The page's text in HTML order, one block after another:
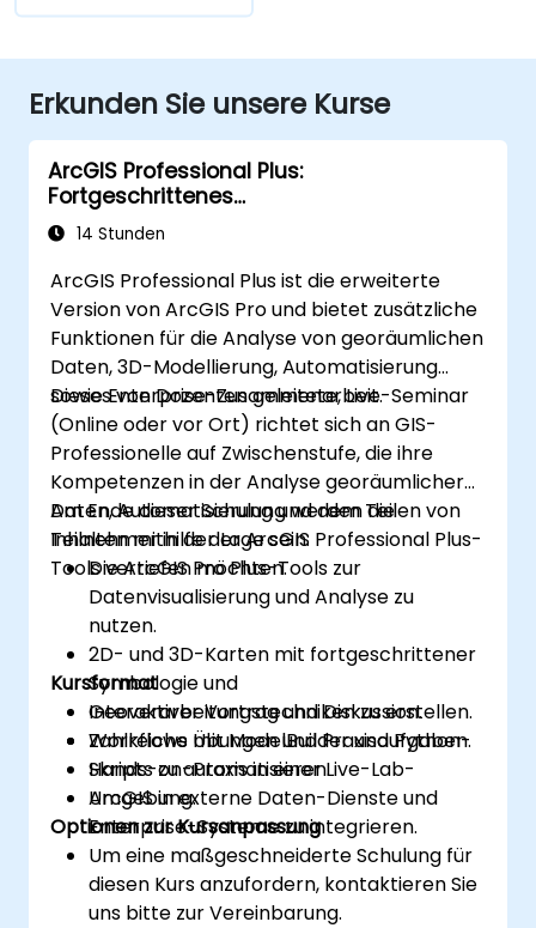
Erkunden Sie unsere Kurse
ArcGIS Professional Plus:
Fortgeschrittenes
Geodatenmanagement und Analyse
14 Stunden
ArcGIS Professional Plus ist die erweiterte
Version von ArcGIS Pro und bietet zusätzliche
Funktionen für die Analyse von georäumlichen
Daten, 3D-Modellierung, Automatisierung
sowie Enterprise-Zusammenarbeit.
Dieses von Dozenten geleitete, Live-Seminar
(Online oder vor Ort) richtet sich an GIS-
Professionelle auf Zwischenstufe, die ihre
Kompetenzen in der Analyse georäumlicher
Daten, Automatisierung und dem Teilen von
Inhalten mithilfe der ArcGIS Professional Plus-
Tools vertiefen möchten.
Am Ende dieser Schulung werden die
Teilnehmer in der Lage sein:
Die ArcGIS Pro Plus-Tools zur
Datenvisualisierung und Analyse zu
nutzen.
2D- und 3D-Karten mit fortgeschrittener
Symbologie und
Geoverarbeitungstechniken zu erstellen.
Workflows mit ModelBuilder und Python-
Skripts zu automatisieren.
ArcGIS in externe Daten-Dienste und
Enterprise-Systeme zu integrieren.
Kursformat
Interaktiver Vortrag und Diskussion.
Zahlreiche Übungen und Praxisaufgaben.
Hands-on-Praxis in einer Live-Lab-
Umgebung.
Optionen zur Kursanpassung
Um eine maßgeschneiderte Schulung für
diesen Kurs anzufordern, kontaktieren Sie
uns bitte zur Vereinbarung.